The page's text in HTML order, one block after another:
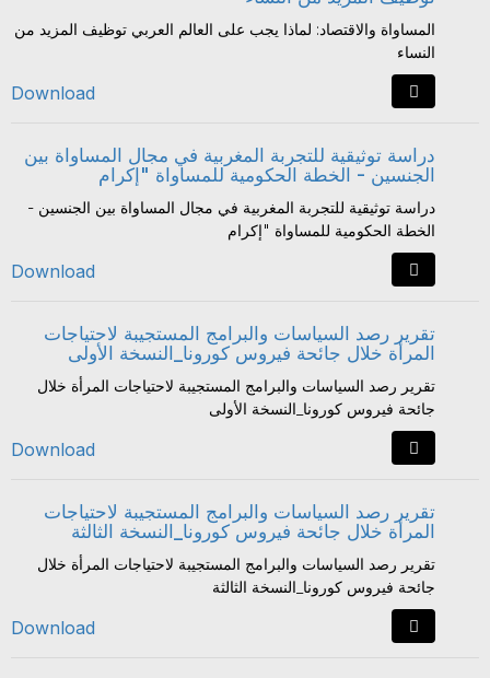
المساواة والاقتصاد: لماذا يجب على العالم العربي توظيف المزيد من
النساء
Download
دراسة توثيقية للتجربة المغربية في مجال المساواة بين
الجنسين - الخطة الحكومية للمساواة "إكرام
دراسة توثيقية للتجربة المغربية في مجال المساواة بين الجنسين -
الخطة الحكومية للمساواة "إكرام
Download
تقرير رصد السياسات والبرامج المستجيبة لاحتياجات
المرأة خلال جائحة فيروس كورونا_النسخة الأولى
تقرير رصد السياسات والبرامج المستجيبة لاحتياجات المرأة خلال
جائحة فيروس كورونا_النسخة الأولى
Download
تقرير رصد السياسات والبرامج المستجيبة لاحتياجات
المرأة خلال جائحة فيروس كورونا_النسخة الثالثة
تقرير رصد السياسات والبرامج المستجيبة لاحتياجات المرأة خلال
جائحة فيروس كورونا_النسخة الثالثة
Download